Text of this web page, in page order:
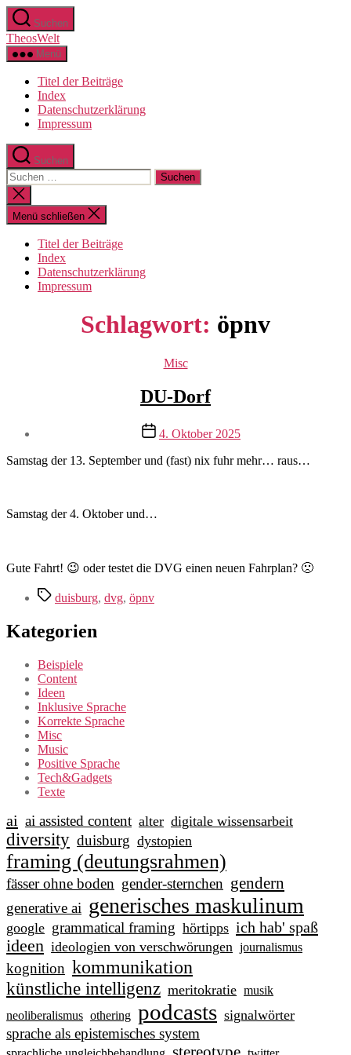
Zum
Inhalt
springen
Suchen
TheosWelt
Menü
Titel der Beiträge
Index
Datenschutzerklärung
Impressum
Suchen
Suchen
nach:
Suche
schließen
Menü schließen
Titel der Beiträge
Index
Datenschutzerklärung
Impressum
Schlagwort: öpnv
Kategorien
Misc
DU-Dorf
Veröffentlichungsdatum
4. Oktober 2025
Samstag der 13. September und (fast) nix fuhr mehr… raus…
Samstag der 4. Oktober und…
Gute Fahrt! 😉 oder testet die DVG einen neuen Fahrplan? 🙁
Schlagwörter
duisburg, dvg, öpnv
Kategorien
Beispiele
Content
Ideen
Inklusive Sprache
Korrekte Sprache
Misc
Music
Positive Sprache
Tech&Gadgets
Texte
ai ai assisted content alter digitale wissensarbeit
diversity duisburg dystopien
framing (deutungsrahmen)
fässer ohne boden gender-sternchen gendern
generative ai generisches maskulinum
google grammatical framing hörtipps ich hab' spaß
ideen ideologien von verschwörungen journalismus
kognition kommunikation
künstliche intelligenz meritokratie musik
neoliberalismus othering podcasts signalwörter
sprache als epistemisches system